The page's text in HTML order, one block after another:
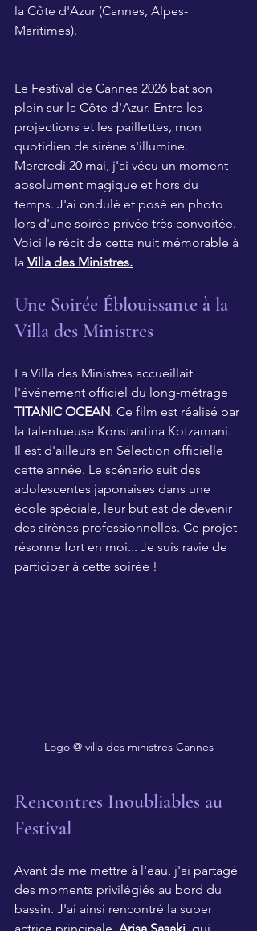
la Côte d'Azur (Cannes, Alpes-
Maritimes).
Le Festival de Cannes 2026 bat son
plein sur la Côte d'Azur. Entre les
projections et les paillettes, mon
quotidien de sirène s'illumine.
Mercredi 20 mai, j'ai vécu un moment
absolument magique et hors du
temps. J'ai ondulé et posé en photo
lors d'une soirée privée très convoitée.
Voici le récit de cette nuit mémorable à
la Villa des Ministres.
Une Soirée Éblouissante à la
Villa des Ministres
La Villa des Ministres accueillait
l'événement officiel du long-métrage
TITANIC OCEAN. Ce film est réalisé par
la talentueuse Konstantina Kotzamani.
Il est d'ailleurs en Sélection officielle
cette année. Le scénario suit des
adolescentes japonaises dans une
école spéciale, leur but est de devenir
des sirènes professionnelles. Ce projet
résonne fort en moi... Je suis ravie de
participer à cette soirée !
Logo @ villa des ministres Cannes
Rencontres Inoubliables au
Festival
Avant de me mettre à l'eau, j'ai partagé
des moments privilégiés au bord du
bassin. J'ai ainsi rencontré la super